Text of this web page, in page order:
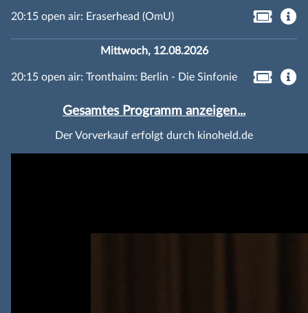
20:15 open air: Eraserhead (OmU)
Mittwoch, 12.08.2026
20:15 open air: Tronthaim: Berlin - Die Sinfonie
Gesamtes Programm anzeigen...
Der Vorverkauf erfolgt durch kinoheld.de